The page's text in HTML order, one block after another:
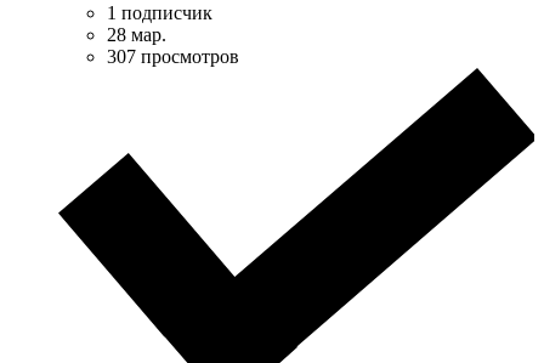
1 подписчик
28 мар.
307 просмотров